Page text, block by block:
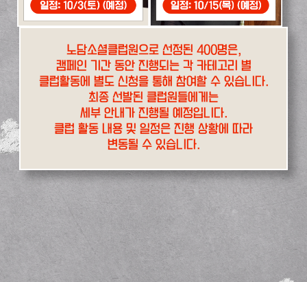
노담소셜클럽원으로 선정된 400명은,
캠페인 기간 동안 진행되는 각 카테고리 별
클럽활동에 별도 신청을 통해 참여할 수 있습니다.
최종 선발된 클럽원들에게는
세부 안내가 진행될 예정입니다.
클럽 활동 내용 및 일정은 진행 상황에 따라
변동될 수 있습니다.